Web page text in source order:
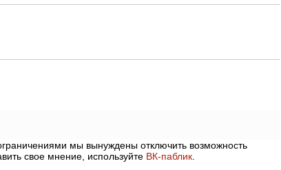
мы вынуждены отключить возможность
свое мнение, используйте ВК-паблик